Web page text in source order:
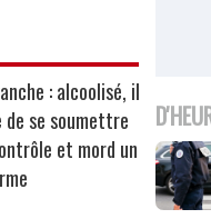
: alcoolisé, il
de se soumettre
et mord un